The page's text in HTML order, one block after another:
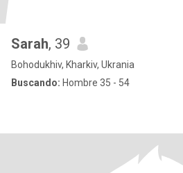
Sarah, 39
Bohodukhiv, Kharkiv, Ukrania
Buscando: Hombre 35 - 54